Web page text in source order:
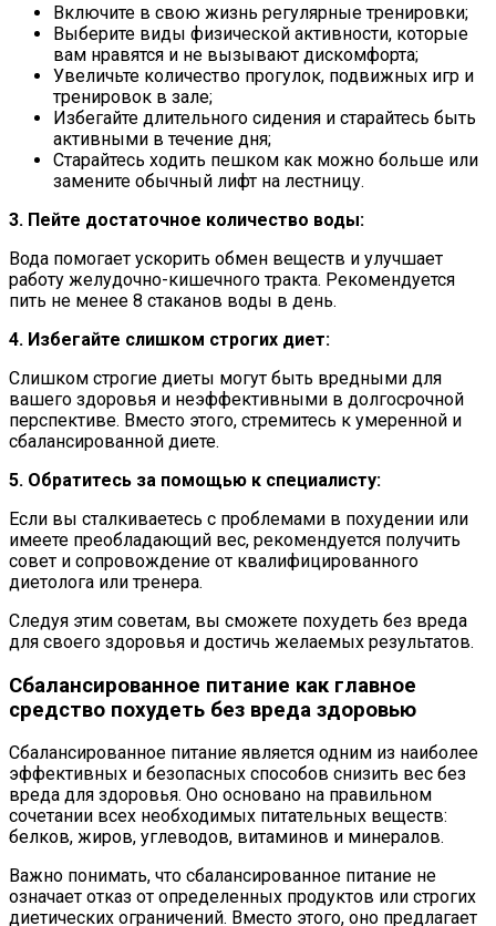
Включите в свою жизнь регулярные тренировки;
Выберите виды физической активности, которые
вам нравятся и не вызывают дискомфорта;
Увеличьте количество прогулок, подвижных игр и
тренировок в зале;
Избегайте длительного сидения и старайтесь быть
активными в течение дня;
Старайтесь ходить пешком как можно больше или
замените обычный лифт на лестницу.
3. Пейте достаточное количество воды:
Вода помогает ускорить обмен веществ и улучшает
работу желудочно-кишечного тракта. Рекомендуется
пить не менее 8 стаканов воды в день.
4. Избегайте слишком строгих диет:
Слишком строгие диеты могут быть вредными для
вашего здоровья и неэффективными в долгосрочной
перспективе. Вместо этого, стремитесь к умеренной и
сбалансированной диете.
5. Обратитесь за помощью к специалисту:
Если вы сталкиваетесь с проблемами в похудении или
имеете преобладающий вес, рекомендуется получить
совет и сопровождение от квалифицированного
диетолога или тренера.
Следуя этим советам, вы сможете похудеть без вреда
для своего здоровья и достичь желаемых результатов.
Сбалансированное питание как главное
средство похудеть без вреда здоровью
Сбалансированное питание является одним из наиболее
эффективных и безопасных способов снизить вес без
вреда для здоровья. Оно основано на правильном
сочетании всех необходимых питательных веществ:
белков, жиров, углеводов, витаминов и минералов.
Важно понимать, что сбалансированное питание не
означает отказ от определенных продуктов или строгих
диетических ограничений. Вместо этого, оно предлагает